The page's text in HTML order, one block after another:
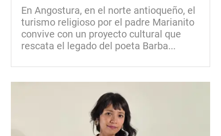
En Angostura, en el norte antioqueño, el
turismo religioso por el padre Marianito
convive con un proyecto cultural que
rescata el legado del poeta Barba...